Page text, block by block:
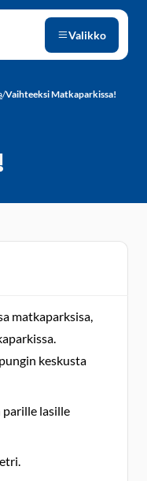
Valikko
/Vaihteeksi Matkaparkissa!
matkaparksisa,
keskusta
lasille